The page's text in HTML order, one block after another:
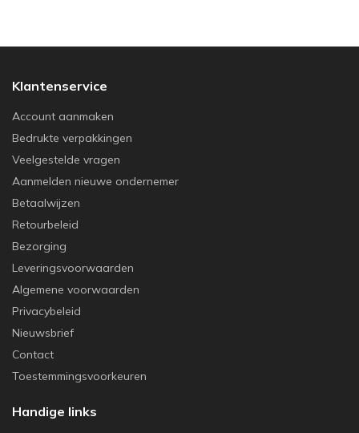
Klantenservice
Account aanmaken
Bedrukte verpakkingen
Veelgestelde vragen
Aanmelden nieuwe ondernemer
Betaalwijzen
Retourbeleid
Bezorging
Leveringsvoorwaarden
Algemene voorwaarden
Privacybeleid
Nieuwsbrief
Contact
Toestemmingsvoorkeuren
Handige links